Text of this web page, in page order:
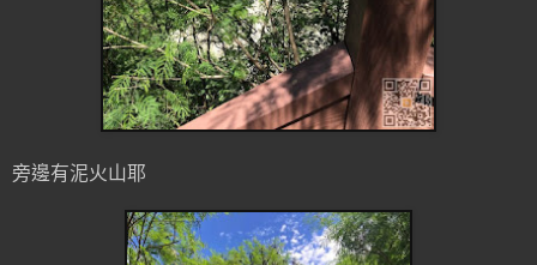
旁邊有泥火山耶